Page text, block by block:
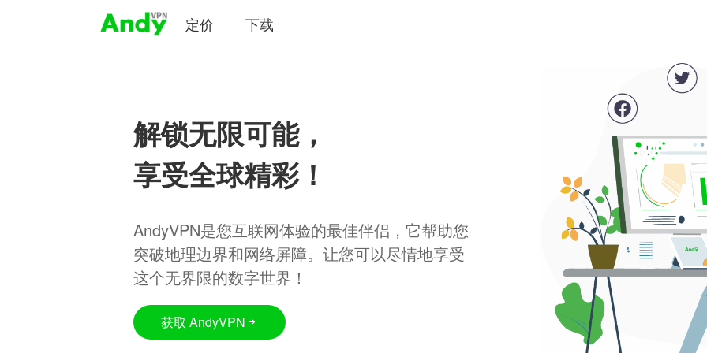
定价 下载
解锁无限可能，
享受全球精彩！
AndyVPN是您互联网体验的最佳伴侣，它帮助您
突破地理边界和网络屏障。让您可以尽情地享受
这个无界限的数字世界！
获取 AndyVPN